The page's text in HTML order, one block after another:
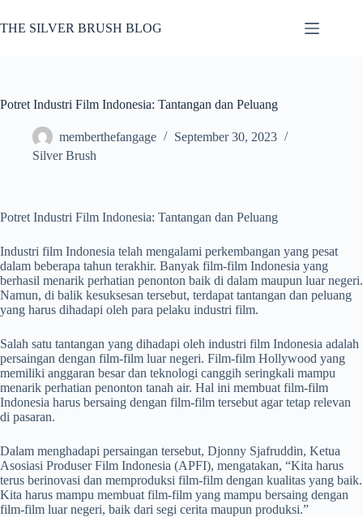
to
content
THE SILVER BRUSH BLOG
Potret Industri Film Indonesia: Tantangan dan Peluang
memberthefangage
September 30, 2023
Silver Brush
Potret Industri Film Indonesia: Tantangan dan Peluang
Industri film Indonesia telah mengalami perkembangan yang pesat
dalam beberapa tahun terakhir. Banyak film-film Indonesia yang
berhasil menarik perhatian penonton baik di dalam maupun luar negeri.
Namun, di balik kesuksesan tersebut, terdapat tantangan dan peluang
yang harus dihadapi oleh para pelaku industri film.
Salah satu tantangan yang dihadapi oleh industri film Indonesia adalah
persaingan dengan film-film luar negeri. Film-film Hollywood yang
memiliki anggaran besar dan teknologi canggih seringkali mampu
menarik perhatian penonton tanah air. Hal ini membuat film-film
Indonesia harus bersaing dengan film-film tersebut agar tetap relevan
di pasaran.
Dalam menghadapi persaingan tersebut, Djonny Sjafruddin, Ketua
Asosiasi Produser Film Indonesia (APFI), mengatakan, “Kita harus
terus berinovasi dan memproduksi film-film dengan kualitas yang baik.
Kita harus mampu membuat film-film yang mampu bersaing dengan
film-film luar negeri, baik dari segi cerita maupun produksi.”